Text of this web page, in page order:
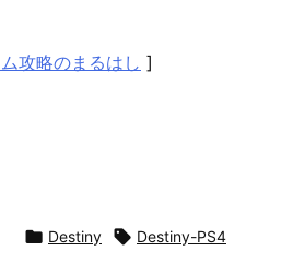
攻略のまるはし ]
 Destiny  Destiny-PS4